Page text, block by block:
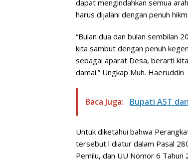
dapat mengindahkan semua
harus dijalani dengan penuh
“Bulan dua dan bulan sembilan
kita sambut dengan penuh
sebagai aparat Desa, berarti
damai.” Ungkap Muh. Haeruddin
Baca Juga: Bupati AST
Untuk diketahui bahwa
tersebut l diatur dalam Pasal
Pemilu, dan UU Nomor 6 Tahun